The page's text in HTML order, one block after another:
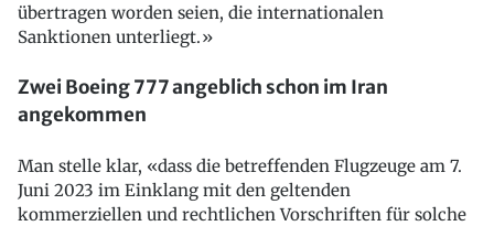
übertragen worden seien, die internationalen
Sanktionen unterliegt.»
Zwei Boeing 777 angeblich schon im Iran
angekommen
Man stelle klar, «dass die betreffenden Flugzeuge am 7.
Juni 2023 im Einklang mit den geltenden
kommerziellen und rechtlichen Vorschriften für solche